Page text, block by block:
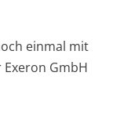
einmal mit
GmbH